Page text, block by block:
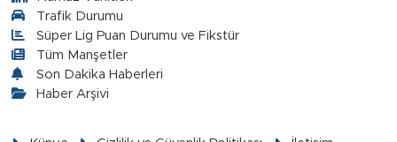
Trafik Durumu
Süper Lig Puan Durumu ve Fikstür
Tüm Manşetler
Son Dakika Haberleri
Haber Arşivi